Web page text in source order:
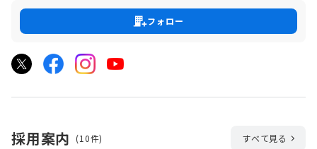
え、グリーン社会の実現に向けた取組の加速化や、水産資源確保・中心
市街地の賑わい創出に関する取組など、様々な課題へ立ち向かっていま
す。
フォロー
採用案内 (10件) すべて見る